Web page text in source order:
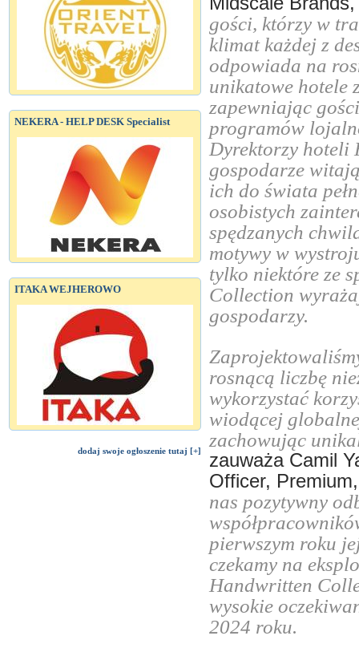
NEKERA - HELP DESK Specialist
ITAKA WEJHEROWO
dodaj swoje ogłoszenie tutaj [+]
gości, którzy w
klimat każdej z
odpowiada na
unikatowe hotele
zapewniając
programów
Dyrektorzy hoteli
gospodarze
ich do świata
osobistych
spędzanych
motywy w
tylko niektóre ze
Collection
gospodarzy.
rosnącą liczbę
wykorzystać
wiodącej
zachowując
zauważa Camil
Officer,
nas pozytywny
pierwszym roku
czekamy na
Handwritten
wysokie
2024 roku.